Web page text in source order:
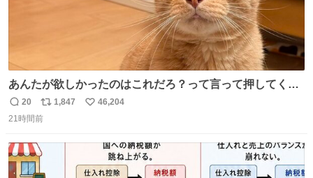
あんたが欲しかったのはこれだろ？って言って押してくれ
た手形がコチラ
返
信
20
リ
ポ
ト
1,847
い
46,204
21時間前